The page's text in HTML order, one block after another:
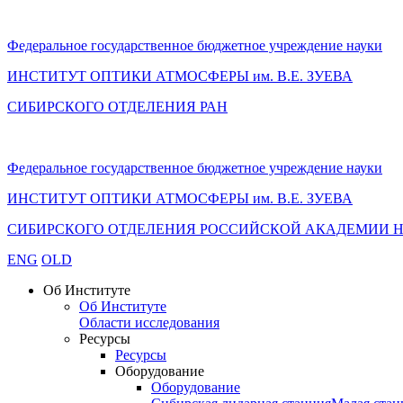
Федеральное государственное бюджетное учреждение науки
ИНСТИТУТ ОПТИКИ АТМОСФЕРЫ им. В.Е. ЗУЕВА
СИБИРСКОГО ОТДЕЛЕНИЯ РАН
Федеральное государственное бюджетное учреждение науки
ИНСТИТУТ ОПТИКИ АТМОСФЕРЫ им. В.Е. ЗУЕВА
СИБИРСКОГО ОТДЕЛЕНИЯ РОССИЙСКОЙ АКАДЕМИИ
ENG OLD
Об Институте
Об Институте
Области исследования
Ресурсы
Ресурсы
Оборудование
Оборудование